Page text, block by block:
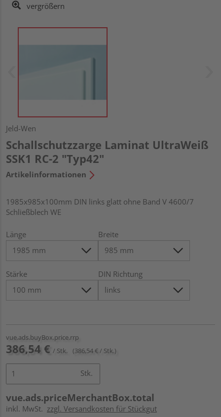
vergrößern
Jeld-Wen
Schallschutzzarge Laminat UltraWeiß
SSK1 RC-2 "Typ42"
Artikelinformationen
1985x985x100mm DIN links glatt ohne Band V 4600/7
Schließblech WE
Länge Breite
Stärke DIN Richtung
vue.ads.buyBox.price.rrp
386,54 € / Stk. (386,54 € / Stk.)
Stk.
vue.ads.priceMerchantBox.total
inkl. MwSt. zzgl. Versandkosten für Stückgut